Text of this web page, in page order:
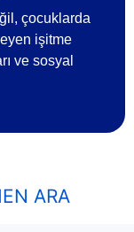
çocuklarda
işitme
ve sosyal
ARA